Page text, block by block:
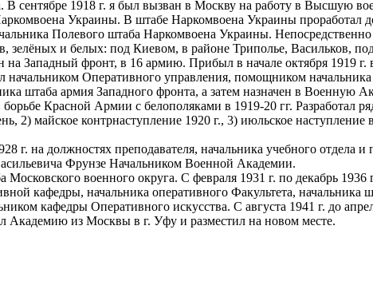
В сентябре 1918 г. я был вызван в Москву на работу в Высшую
Украины. В штабе Наркомвоена Украины проработал
Полевого штаба Наркомвоена Украины. Непосредственно
и белых: под Киевом, в районе Триполье, Васильков,
Западный фронт, в 16 армию. Прибыл в начале октября 1919 г.
Оперативного управления, помощником
штаба армия Западного фронта, а затем назначен в Военную
Красной Армии с белополяками в 1919-20 гг. Разработал
2) майское контрнаступление 1920 г., 3) июльское
г. на должностях преподавателя, начальника учебного отдела
Фрунзе Начальником Военной Академии.
военного округа. С февраля 1931 г. по декабрь
кафедры, начальника оперативного Факультета, начальника
кафедры Оперативного искусства. С августа 1941 г. до
Академию из Москвы в г. Уфу и разместил на новом месте.